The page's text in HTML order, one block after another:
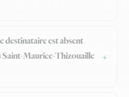
destinataire est absent
Saint-Maurice-Thizouaille